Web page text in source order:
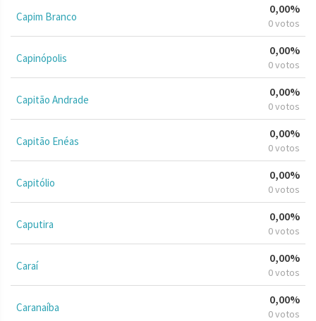
Capim Branco
0,00%
0 votos
Capinópolis
0,00%
0 votos
Capitão Andrade
0,00%
0 votos
Capitão Enéas
0,00%
0 votos
Capitólio
0,00%
0 votos
Caputira
0,00%
0 votos
Caraí
0,00%
0 votos
Caranaíba
0,00%
0 votos